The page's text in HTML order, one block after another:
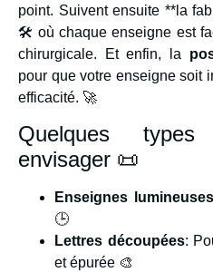
point. Suivent ensuite **la
🛠️ où chaque enseigne est
chirurgicale. Et enfin, la
pour que votre enseigne soit
efficacité. 🚀
Quelques
envisager 📜
Enseignes lumineuses
🕒
Lettres découpées:
et épurée 🎨